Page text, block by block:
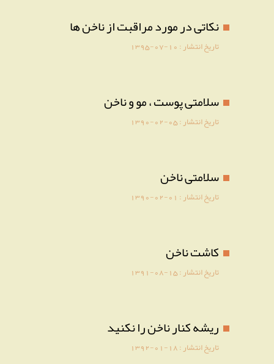
نکاتی در مورد مراقبت از ناخن ها
تاریخ انتشار :1395-07-10
سلامتی پوست ، مو و ناخن
تاریخ انتشار :1390-02-05
سلامتی ناخن
تاریخ انتشار : 1390-02-01
کاشت ناخن
تاریخ انتشار :1391-08-15
ریشه کنار ناخن را نکنید
تاریخ انتشار :1392-01-18